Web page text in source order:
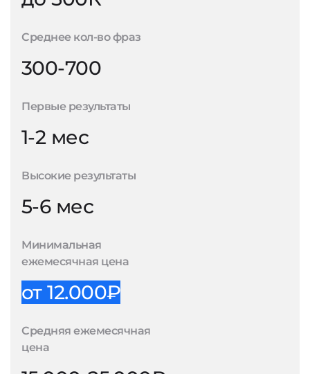
Среднее кол-во фраз
300-700
Первые результаты
1-2 мес
Высокие результаты
5-6 мес
Минимальная
ежемесячная цена
от 12.000₽
Средняя ежемесячная
цена